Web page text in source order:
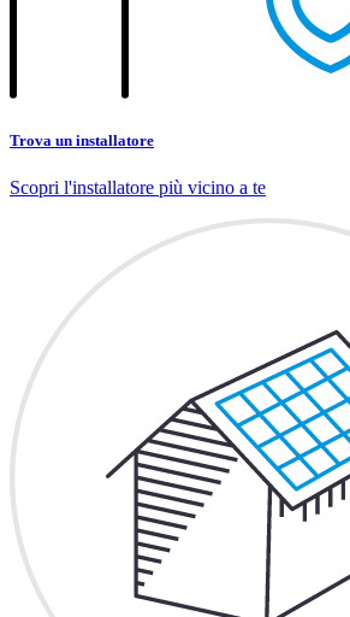
Trova un installatore
Scopri l'installatore più vicino a te